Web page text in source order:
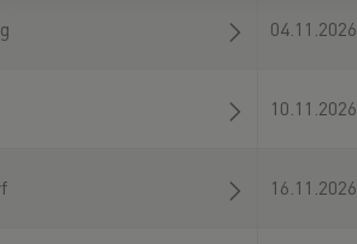
04.11.2026
10.11.2026
16.11.2026